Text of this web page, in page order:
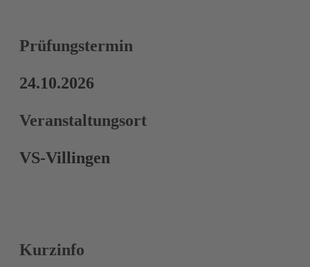
Prüfungstermin
24.10.2026
Veranstaltungsort
VS-Villingen
Kurzinfo